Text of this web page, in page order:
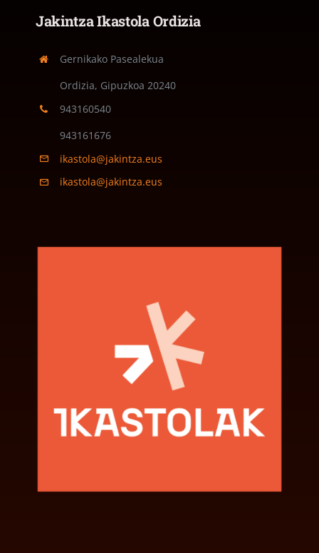
Jakintza Ikastola Ordizia
Gernikako Pasealekua
Ordizia, Gipuzkoa 20240
943160540
943161676
ikastola@jakintza.eus
ikastola@jakintza.eus